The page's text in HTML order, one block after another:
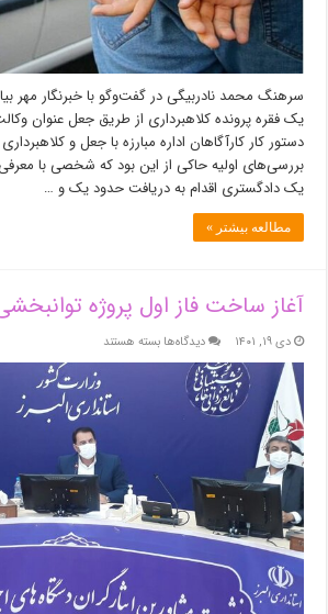
سرهنگ محمد نادربیگی در گفت‌وگو با خبرنگار مهر
یک فقره پرونده کلاهبرداری از طریق جعل عنوان
دستور کار کارآگاهان اداره مبارزه با جعل و
بررسی‌های اولیه حاکی از این بود که شخصی با
یک دادگستری اقدام به دریافت حدود یک و …
مطالعه بیشتر »
آغاز ساخت فاز اول پروژه توانبخشی
دی ۱۹, ۱۴۰۱ دیدگاه‌هابرای
آغاز
توانبخشی
ایثار
البرز
بسته هستند